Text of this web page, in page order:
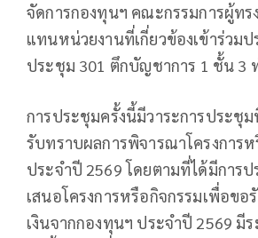
จัดการกองทุนฯ คณะกรรมการผู้ท
แทนหน่วยงานที่เกี่ยวข้องเข้าร่วม
ประชุม 301 ตึกบัญชาการ 1 ชั้น 3
การประชุมครั้งนี้มีวาระการประชุม
รับทราบผลการพิจารณาโครงการ
ประจำปี 2569 โดยตามที่ได้มีการ
เสนอโครงการหรือกิจกรรมเพื่อข
เงินจากกองทุนฯ ประจำปี 2569 มีร